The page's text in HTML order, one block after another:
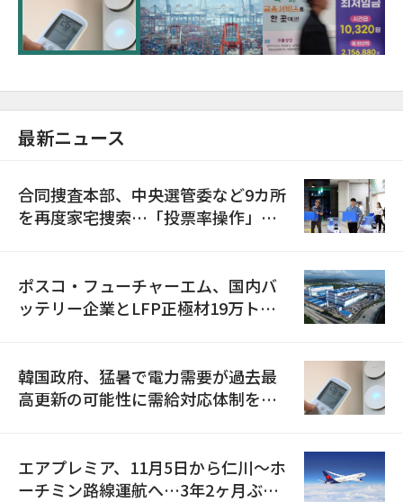
に需給対応体制を点検
最新ニュース
合同捜査本部、中央選管委など9カ所
を再度家宅捜索…「投票率操作」の
ポスコ・フューチャーエム、国内バ
ッテリー企業とLFP正極材19万トン
韓国政府、猛暑で電力需要が過去最
高更新の可能性に需給対応体制を点
エアプレミア、11月5日から仁川〜ホ
ーチミン路線運航へ…3年2ヶ月ぶり